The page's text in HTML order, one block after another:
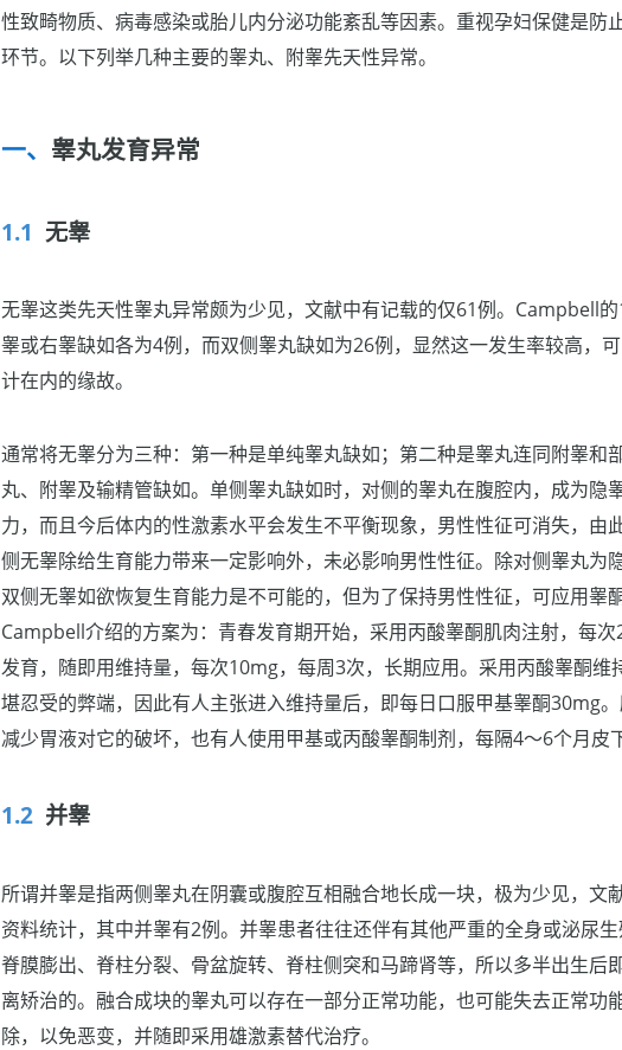
性致畸物质、病毒感染或胎儿内分泌功能紊乱等因素。重视孕妇保健是防
环节。以下列举几种主要的睾丸、附睾先天性异常。
睾丸发育异常
无睾
无睾这类先天性睾丸异常颇为少见，文献中有记载的仅61例。Campbell
睾或右睾缺如各为4例，而双侧睾丸缺如为26例，显然这一发生率较高，
计在内的缘故。
通常将无睾分为三种：第一种是单纯睾丸缺如；第二种是睾丸连同附睾和
丸、附睾及输精管缺如。单侧睾丸缺如时，对侧的睾丸在腹腔内，成为隐
力，而且今后体内的性激素水平会发生不平衡现象，男性性征可消失，由
侧无睾除给生育能力带来一定影响外，未必影响男性性征。除对侧睾丸为
双侧无睾如欲恢复生育能力是不可能的，但为了保持男性性征，可应用睾
Campbell介绍的方案为：青春发育期开始，采用丙酸睾酮肌肉注射，每
发育，随即用维持量，每次10mg，每周3次，长期应用。采用丙酸睾酮维
堪忍受的弊端，因此有人主张进入维持量后，即每日口服甲基睾酮30mg
减少胃液对它的破坏，也有人使用甲基或丙酸睾酮制剂，每隔4～6个月皮
并睾
所谓并睾是指两侧睾丸在阴囊或腹腔互相融合地长成一块，极为少见，文
资料统计，其中并睾有2例。并睾患者往往还伴有其他严重的全身或泌尿生
脊膜膨出、脊柱分裂、骨盆旋转、脊柱侧突和马蹄肾等，所以多半出生后
离矫治的。融合成块的睾丸可以存在一部分正常功能，也可能失去正常功
除，以免恶变，并随即采用雄激素替代治疗。